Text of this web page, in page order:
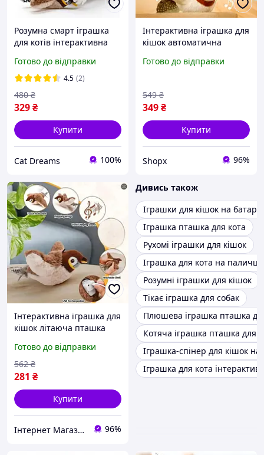
Розумна смарт іграшка
для котів інтерактивна
подарунок
Готово до відправки
4.5 (2)
329₴
480 ₴
Купити
Cat Dreams 100%
Інтерактивна іграшка для
кішок автоматична
акумуляторі гра
активу
Готово до відправки
349₴
549 ₴
Купити
Shopx 96%
Інтерактивна іграшка для
кішок літаюча пташка
махає крилами XL-95
Готово до відправки
281 ₴
562 ₴
Купити
Інтернет Магазин "Tano" 96%
Дивись також
Іграшки для кішок на
Іграшка пташка для кота
Рухомі іграшки для кішок
Іграшка для кота на паличці
Розумні іграшки для кішок
Тікає іграшка для собак
Плюшева іграшка пташка
Котяча іграшка пташка для
Іграшка-спінер для кішок на
Іграшка для кота